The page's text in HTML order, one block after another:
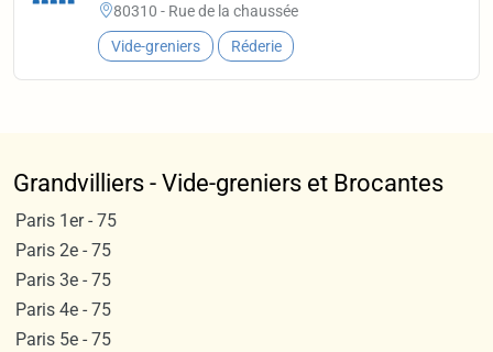
80310 - Rue de la chaussée
Vide-greniers Réderie
Grandvilliers - Vide-greniers et Brocantes
Paris 1er - 75
Paris 2e - 75
Paris 3e - 75
Paris 4e - 75
Paris 5e - 75